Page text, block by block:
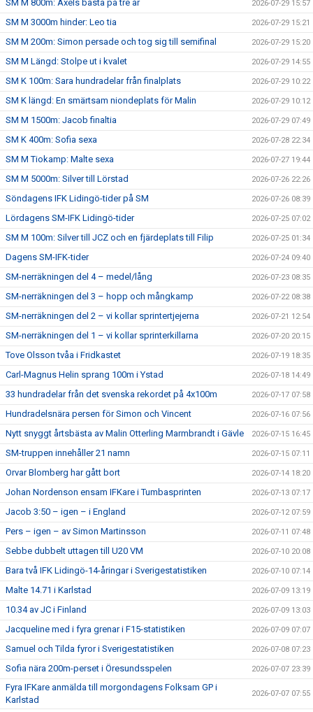
SM M 800m: Axels bästa på tre år 2026-07-29 15:57
SM M 3000m hinder: Leo tia 2026-07-29 15:21
SM M 200m: Simon persade och tog sig till semifinal 2026-07-29 15:20
SM M Längd: Stolpe ut i kvalet 2026-07-29 14:55
SM K 100m: Sara hundradelar från finalplats 2026-07-29 10:22
SM K längd: En smärtsam niondeplats för Malin 2026-07-29 10:12
SM M 1500m: Jacob finaltia 2026-07-29 07:49
SM K 400m: Sofia sexa 2026-07-28 22:34
SM M Tiokamp: Malte sexa 2026-07-27 19:44
SM M 5000m: Silver till Lörstad 2026-07-26 22:26
Söndagens IFK Lidingö-tider på SM 2026-07-26 08:39
Lördagens SM-IFK Lidingö-tider 2026-07-25 07:02
SM M 100m: Silver till JCZ och en fjärdeplats till Filip 2026-07-25 01:34
Dagens SM-IFK-tider 2026-07-24 09:40
SM-nerräkningen del 4 – medel/lång 2026-07-23 08:35
SM-nerräkningen del 3 – hopp och mångkamp 2026-07-22 08:38
SM-nerräkningen del 2 – vi kollar sprintertjejerna 2026-07-21 12:54
SM-nerräkningen del 1 – vi kollar sprinterkillarna 2026-07-20 20:15
Tove Olsson tvåa i Fridkastet 2026-07-19 18:35
Carl-Magnus Helin sprang 100m i Ystad 2026-07-18 14:49
33 hundradelar från det svenska rekordet på 4x100m 2026-07-17 07:58
Hundradelsnära persen för Simon och Vincent 2026-07-16 07:56
Nytt snyggt årtsbästa av Malin Otterling Marmbrandt i Gävle 2026-07-15 16:45
SM-truppen innehåller 21 namn 2026-07-15 07:11
Orvar Blomberg har gått bort 2026-07-14 18:20
Johan Nordenson ensam IFKare i Tumbasprinten 2026-07-13 07:17
Jacob 3:50 – igen – i England 2026-07-12 07:59
Pers – igen – av Simon Martinsson 2026-07-11 07:48
Sebbe dubbelt uttagen till U20 VM 2026-07-10 20:08
Bara två IFK Lidingö-14-åringar i Sverigestatistiken 2026-07-10 07:14
Malte 14.71 i Karlstad 2026-07-09 13:19
10.34 av JC i Finland 2026-07-09 13:03
Jacqueline med i fyra grenar i F15-statistiken 2026-07-09 07:07
Samuel och Tilda fyror i Sverigestatistiken 2026-07-08 07:23
Sofia nära 200m-perset i Öresundsspelen 2026-07-07 23:39
Fyra IFKare anmälda till morgondagens Folksam GP i
Karlstad
2026-07-07 07:55